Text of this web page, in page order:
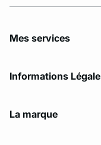
Mes services
Informations
La marque